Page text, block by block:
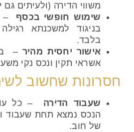
משווי הדירה (ולעיתים גם
שימוש חופשי בכסף –
בניגוד למשכנתא
בלבד.
אישור יחסית מהיר –
אשראי תקין ונכס נקי
חסרונות שחשוב
שעבוד הדירה – כל
הנכס נמצא תחת שעבוד
של חוב.